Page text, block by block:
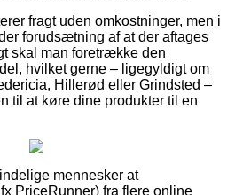
fragt uden omkostninger, men i
forudsætning af at der aftages
skal man foretrække den
hvilket gerne – ligegyldigt om
Hillerød eller Grindsted –
til at køre dine produkter til en
mennesker at
PriceRunner) fra flere online